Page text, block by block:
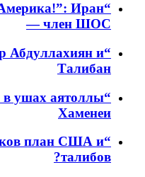
Америка!”: Иран
— член ШОС
Абдуллахиян и
Талибан
в ушах аятоллы
Хаменеи
план США и
талибов?